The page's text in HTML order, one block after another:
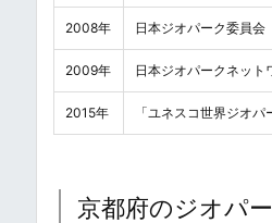
2008年 日本ジオパーク委員
2009年 日本ジオパークネッ
2015年 「ユネスコ世界ジオ
京都府のジオパ